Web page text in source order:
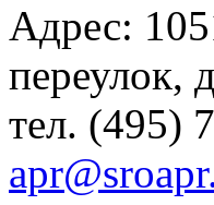
Адрес:
переулок,
тел. (495)